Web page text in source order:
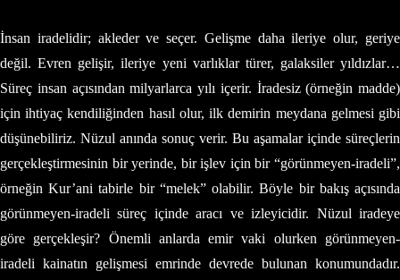
İnsan iradelidir; akleder ve seçer. Gelişme daha ileriye olur, geriye
değil. Evren gelişir, ileriye yeni varlıklar türer, galaksiler yıldızlar…
Süreç insan açısından milyarlarca yılı içerir. İradesiz (örneğin madde)
için ihtiyaç kendiliğinden hasıl olur, ilk demirin meydana gelmesi gibi
düşünebiliriz. Nüzul anında sonuç verir. Bu aşamalar içinde süreçlerin
gerçekleştirmesinin bir yerinde, bir işlev için bir “görünmeyen-iradeli”,
örneğin Kur’ani tabirle bir “melek” olabilir. Böyle bir bakış açısında
görünmeyen-iradeli süreç içinde aracı ve izleyicidir. Nüzul iradeye
göre gerçekleşir? Önemli anlarda emir vaki olurken görünmeyen-
iradeli kainatın gelişmesi emrinde devrede bulunan konumundadır.